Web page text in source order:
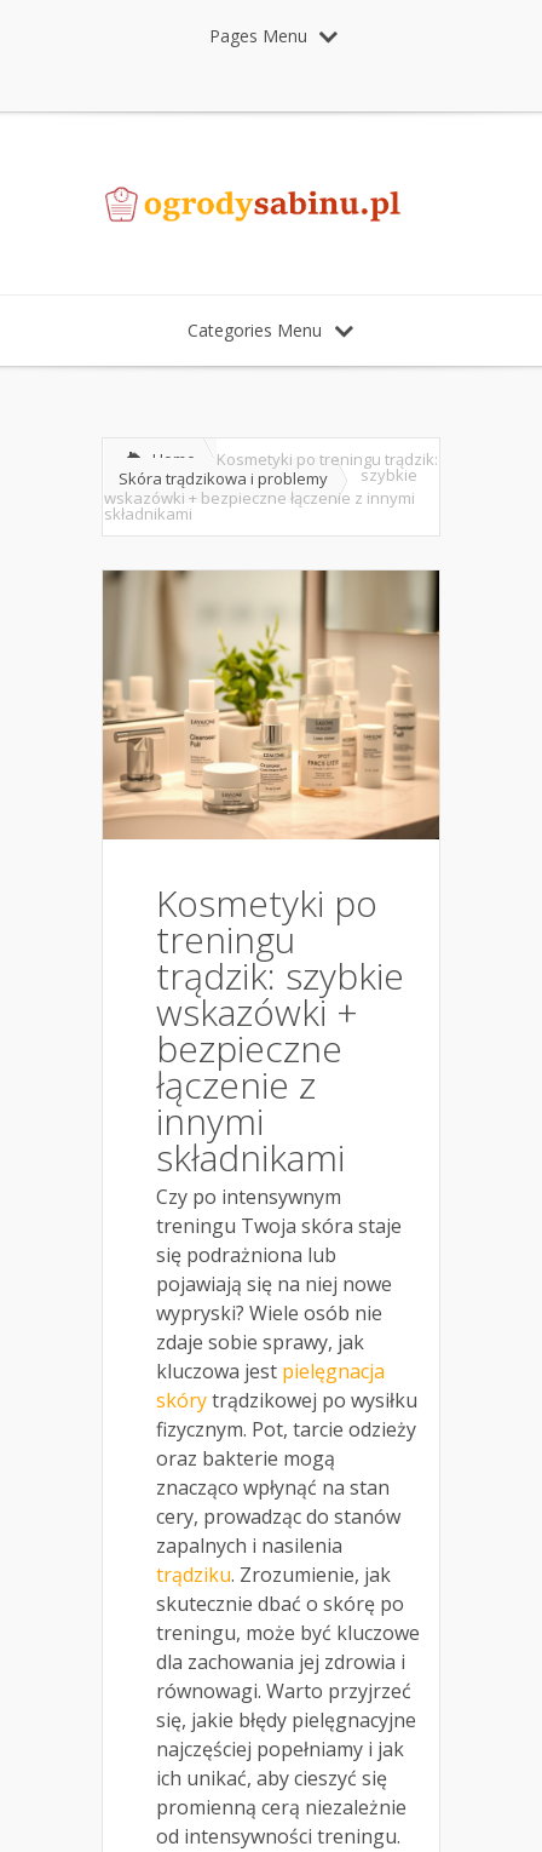
Pages Menu
Categories Menu
Home
Skóra trądzikowa i problemy
Kosmetyki po treningu trądzik:
szybkie
wskazówki + bezpieczne łączenie z innymi
składnikami
Kosmetyki po
treningu
trądzik: szybkie
wskazówki +
bezpieczne
łączenie z
innymi
składnikami
Czy po intensywnym
treningu Twoja skóra staje
się podrażniona lub
pojawiają się na niej nowe
wypryski? Wiele osób nie
zdaje sobie sprawy, jak
kluczowa jest pielęgnacja
skórytrądzikowej po wysiłku
fizycznym. Pot, tarcie odzieży
oraz bakterie mogą
znacząco wpłynąć na stan
cery, prowadząc do stanów
zapalnych i nasilenia
trądziku. Zrozumienie, jak
skutecznie dbać o skórę po
treningu, może być kluczowe
dla zachowania jej zdrowia i
równowagi. Warto przyjrzeć
się, jakie błędy pielęgnacyjne
najczęściej popełniamy i jak
ich unikać, aby cieszyć się
promienną cerą niezależnie
od intensywności treningu.